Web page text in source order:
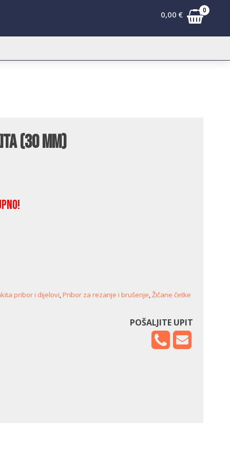
0,00 € 0
(30 mm)
pribor i dijelovi,Pribor za rezanje i brušenje,Žičane četke
POŠALJITE UPIT